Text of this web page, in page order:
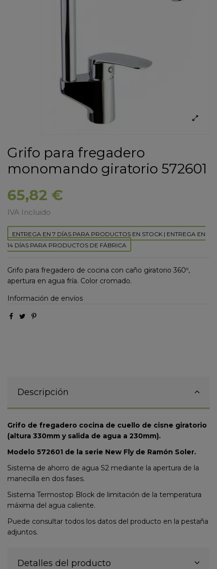
Grifo para fregadero
monomando giratorio 572601
65,82 €
IVA Incluido
ENTREGA EN 7 DÍAS PARA PRODUCTOS EN STOCK | ENTREGA EN
14 DÍAS PARA PRODUCTOS DE FÁBRICA
Grifo para fregadero de cocina con caño giratorio 360º,
apertura en agua fría. Color cromado.
Información de envíos
Descripción
Grifo de fregadero cocina de cuello de cisne giratorio
(altura 330mm y salida de agua a 230mm).
Modelo 572601 de la serie New Fly de Ramón Soler.
Sistema de ahorro de agua S2 mediante la apertura de la
manecilla en dos fases.
Sistema Termostop Block de limitación de la temperatura
máxima del agua caliente.
Puede consultar todos los datos del producto en la pestaña
adjuntos.
Detalles del producto